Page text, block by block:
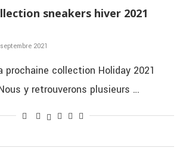
sneakers hiver 2021
2021
prochaine collection Holiday 2021
y retrouverons plusieurs …